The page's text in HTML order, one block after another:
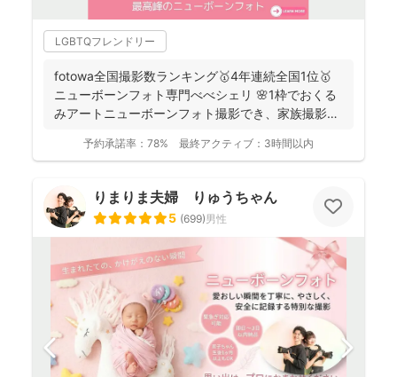
LGBTQフレンドリー
fotowa全国撮影数ランキング🥇4年連続全国1位🥇
ニューボーンフォト専門べべシェリ 🌸1枠でおくる
みアートニューボーンフォト撮影でき、家族撮影お
予約承諾率： 78% 最終アクティブ： 3時間以内
りまりま夫婦 りゅうちゃん
5 (699)男性